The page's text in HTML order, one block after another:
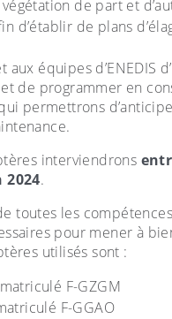
de part et
d’établir de plans
équipes d’ENEDIS
de programmer en
permettrons
interviendrons
.
toutes les
pour mener à
utilisés sont :
F-GZGM
F-GGAO